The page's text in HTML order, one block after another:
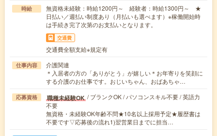
時給
無資格未経験：時給1200円～ 経験者：時給1300円～ ★
日払い／週払い制度あり（月払いも選べます）※稼働開始時
は手続き完了次第のお支払いとなります。
交通費
交通費全額支給※規定有
仕事内容
介護関連
＊入居者の方の「ありがとう」が嬉しい＊お年寄りを笑顔に
する介護のお仕事です。おじいちゃん、おばあちゃ…
応募資格 職種未経験OK / ブランクOK / パソコンスキル不要 / 英語力
不要
無資格・未経験OK年齢不問★10名以上採用予定★履歴書は
不要です▽応募後の流れ1)翌営業日までに担当…